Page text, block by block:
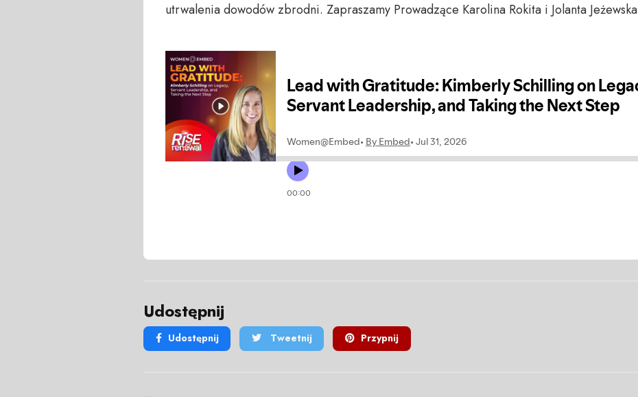
utrwalenia dowodów zbrodni. Zapraszamy Prowadzące Karolina Rokita i Jolanta Jeżewska
Udostępnij
Udostępnij Tweetnij Przypnij